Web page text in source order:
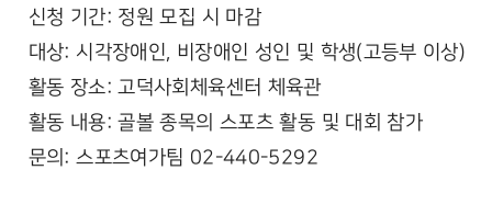
신청 기간: 정원 모집 시 마감
대상: 시각장애인, 비장애인 성인 및 학생(고등부 이상)
활동 장소: 고덕사회체육센터 체육관
활동 내용: 골볼 종목의 스포츠 활동 및 대회 참가
문의: 스포츠여가팀 02-440-5292